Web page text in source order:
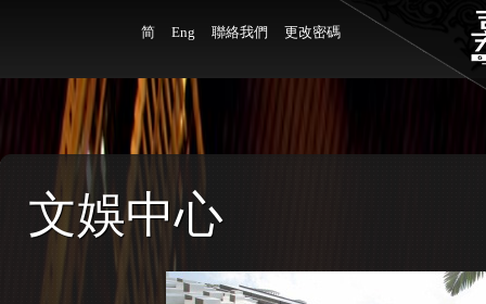
简 Eng 聯絡我們 更改密碼
文娛中心